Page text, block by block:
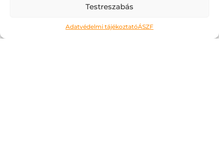
Testreszabás
Adatvédelmi tájékoztatóÁSZF